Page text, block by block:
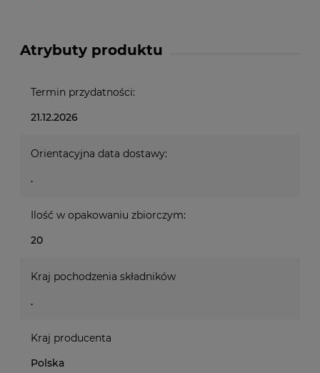
Atrybuty produktu
Termin przydatności:
21.12.2026
Orientacyjna data dostawy:
.
Ilość w opakowaniu zbiorczym:
20
Kraj pochodzenia składników
.
Kraj producenta
Polska